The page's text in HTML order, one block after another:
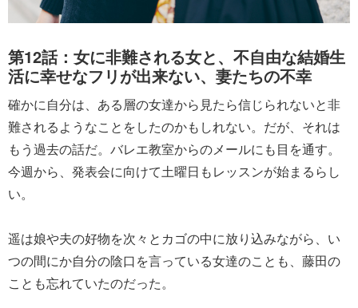
第12話：女に非難される女と、不自由な結婚生
活に幸せなフリが出来ない、妻たちの不幸
確かに自分は、ある層の女達から見たら信じられないと非
難されるようなことをしたのかもしれない。だが、それは
もう過去の話だ。バレエ教室からのメールにも目を通す。
今週から、発表会に向けて土曜日もレッスンが始まるらし
い。
遥は娘や夫の好物を次々とカゴの中に放り込みながら、い
つの間にか自分の陰口を言っている女達のことも、藤田の
ことも忘れていたのだった。